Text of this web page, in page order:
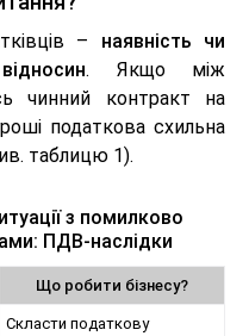
– наявність чи
. Якщо між
чинний контракт на
податкова схильна
таблицю 1).
з помилково
ПДВ-наслідки
Що робити бізнесу?
Скласти податкову